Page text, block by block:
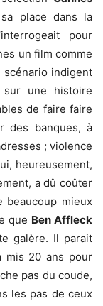
place dans la
pour
un film comme
indigent
une histoire
de faire faire
des banques, à
; violence
heureusement,
a dû coûter
beaucoup mieux
que Ben Affleck
galère. Il parait
mis 20 ans pour
pas du coude,
les pas de ceux